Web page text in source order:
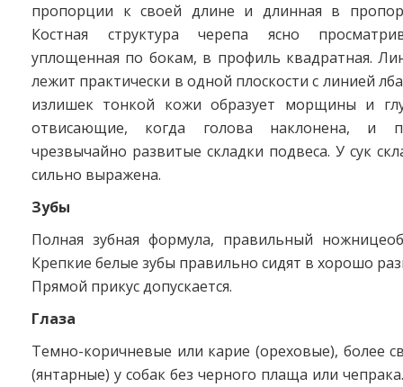
пропорции к своей длине и длинная в
Костная структура черепа ясно
уплощенная по бокам, в профиль квадратная.
лежит практически в одной плоскости с линией
излишек тонкой кожи образует морщины и
отвисающие, когда голова наклонена, и
чрезвычайно развитые складки подвеса. У сук
сильно выражена.
Зубы
Полная зубная формула, правильный
Крепкие белые зубы правильно сидят в хорошо
Прямой прикус допускается.
Глаза
Темно-коричневые или карие (ореховые), более
(янтарные) у собак без черного плаща или